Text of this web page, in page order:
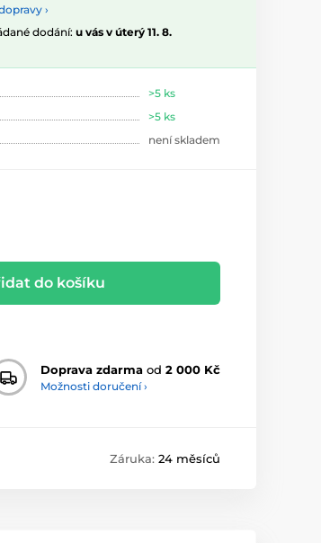
›
dodání: u vás v úterý 11. 8.
>5 ks
>5 ks
není skladem
do košíku
Doprava zdarma od 2 000 Kč
Možnosti doručení ›
Záruka: 24 měsíců